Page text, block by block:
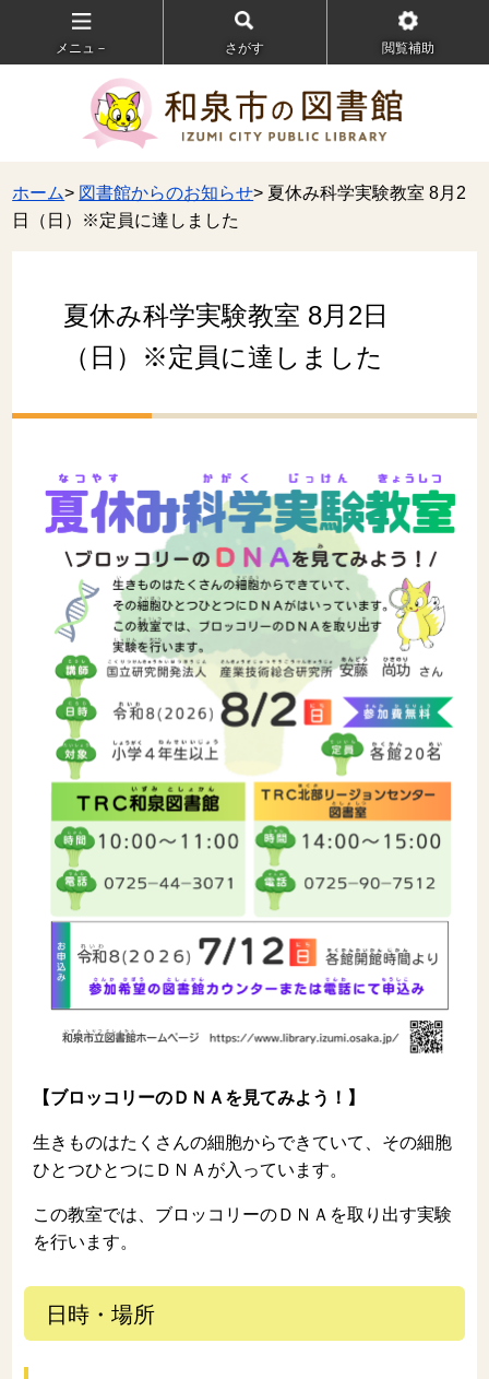
メニュ－ さがす 閲覧補助
ホーム> 図書館からのお知らせ> 夏休み科学実験教室 8月2
日（日）※定員に達しました
夏休み科学実験教室 8月2日
（日）※定員に達しました
【ブロッコリーのＤＮＡを見てみよう！】
生きものはたくさんの細胞からできていて、その細胞
ひとつひとつにＤＮＡが入っています。
この教室では、ブロッコリーのＤＮＡを取り出す実験
を行います。
日時・場所